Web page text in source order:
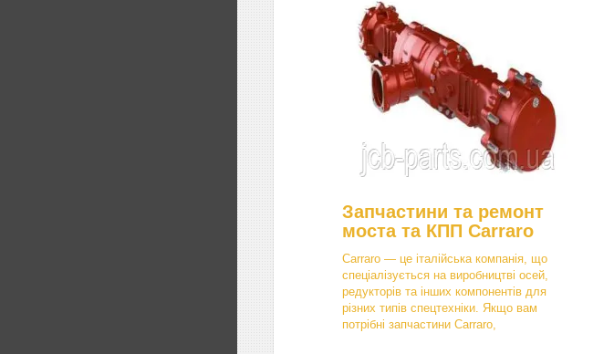
Запчастини та ремонт
моста та КПП Carraro
Carraro — це італійська компанія, що
спеціалізується на виробництві осей,
редукторів та інших компонентів для
різних типів спецтехніки. Якщо вам
потрібні запчастини Carraro,